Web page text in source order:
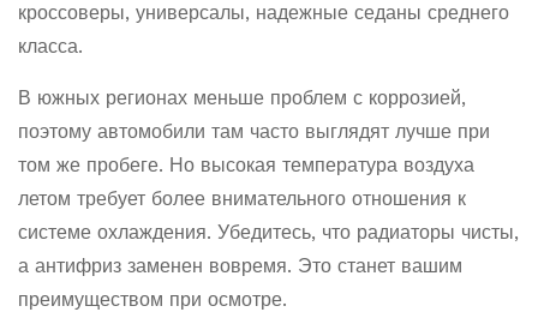
кроссоверы, универсалы, надежные седаны среднего
класса.
В южных регионах меньше проблем с коррозией,
поэтому автомобили там часто выглядят лучше при
том же пробеге. Но высокая температура воздуха
летом требует более внимательного отношения к
системе охлаждения. Убедитесь, что радиаторы чисты,
а антифриз заменен вовремя. Это станет вашим
преимуществом при осмотре.